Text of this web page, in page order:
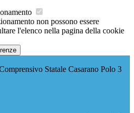
non possono essere
l'elenco nella pagina della cookie
Statale Casarano Polo 3